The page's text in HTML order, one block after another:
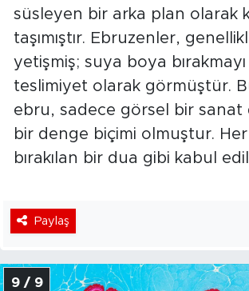
süsleyen bir arka plan olarak
taşımıştır. Ebruzenler,
yetişmiş; suya boya
teslimiyet olarak görmüştür.
ebru, sadece görsel bir sanat
bir denge biçimi olmuştur.
bırakılan bir dua gibi kabul
Paylaş
9 / 9